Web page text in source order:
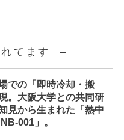
てます
での「即時冷却・搬
。大阪大学との共同研
見から生まれた「熱中
001」。